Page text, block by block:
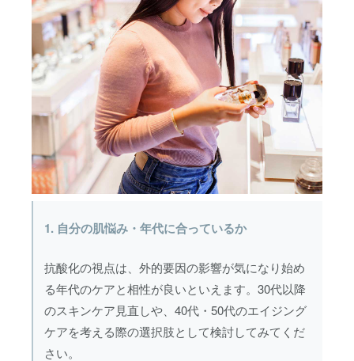
1. 自分の肌悩み・年代に合っているか
抗酸化の視点は、外的要因の影響が気になり始め
る年代のケアと相性が良いといえます。30代以降
のスキンケア見直しや、40代・50代のエイジング
ケアを考える際の選択肢として検討してみてくだ
さい。